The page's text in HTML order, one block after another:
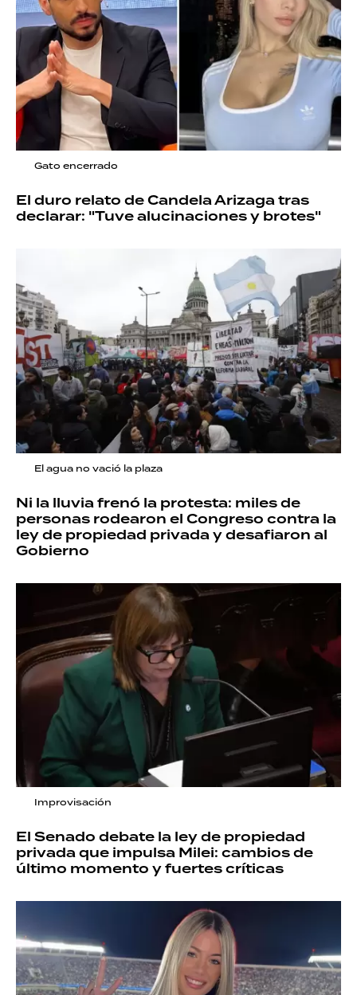
Gato encerrado
El duro relato de Candela Arizaga tras
declarar: "Tuve alucinaciones y brotes"
El agua no vació la plaza
Ni la lluvia frenó la protesta: miles de
personas rodearon el Congreso contra la
ley de propiedad privada y desafiaron al
Gobierno
Improvisación
El Senado debate la ley de propiedad
privada que impulsa Milei: cambios de
último momento y fuertes críticas